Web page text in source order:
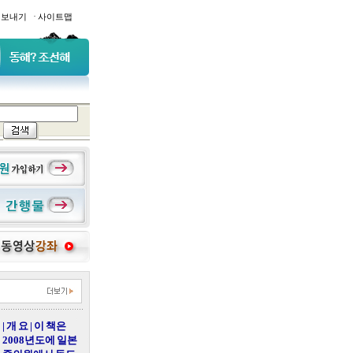
내기 · 사이트맵
| 개 요 | 이 책은
2008년도에 일본